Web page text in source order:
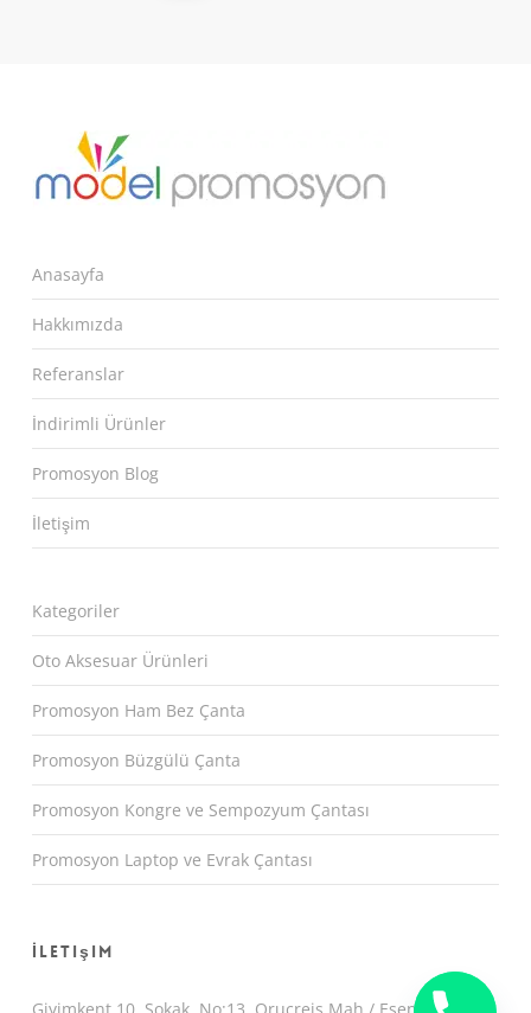
Anasayfa
Hakkımızda
Referanslar
İndirimli Ürünler
Promosyon Blog
İletişim
Kategoriler
Oto Aksesuar Ürünleri
Promosyon Ham Bez Çanta
Promosyon Büzgülü Çanta
Promosyon Kongre ve Sempozyum Çantası
Promosyon Laptop ve Evrak Çantası
İletişim